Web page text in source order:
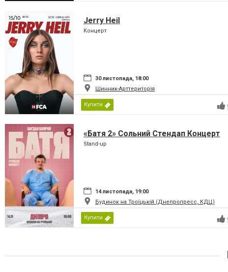
Jerry Heil
Концерт
30 листопада, 18:00
Шинник-Арттериторія
Купити
«Батя 2» Сольний Стендап Концерт
Stand-up
14 листопада, 19:00
Будинок на Троїцькій (Днепропресс, КДЦ)
Купити